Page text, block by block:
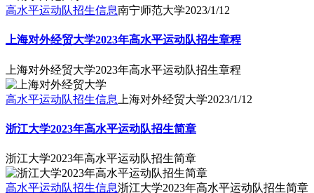
高水平运动队招生信息南宁师范大学2023/1/12
上海对外经贸大学2023年高水平运动队招生章程
上海对外经贸大学2023年高水平运动队招生章程
高水平运动队招生信息 上海对外经贸大学2023/1/12
浙江大学2023年高水平运动队招生简章
浙江大学2023年高水平运动队招生简章
高水平运动队招生信息浙江大学2023年高水平运动队招生简章